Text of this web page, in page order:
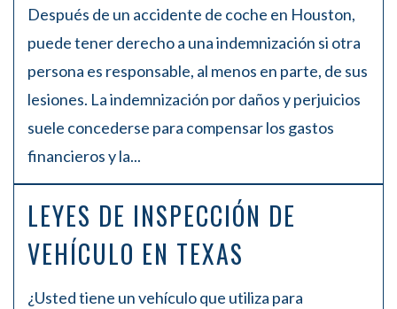
Después de un accidente de coche en Houston,
puede tener derecho a una indemnización si otra
persona es responsable, al menos en parte, de sus
lesiones. La indemnización por daños y perjuicios
suele concederse para compensar los gastos
financieros y la...
LEYES DE INSPECCIÓN DE
VEHÍCULO EN TEXAS
¿Usted tiene un vehículo que utiliza para